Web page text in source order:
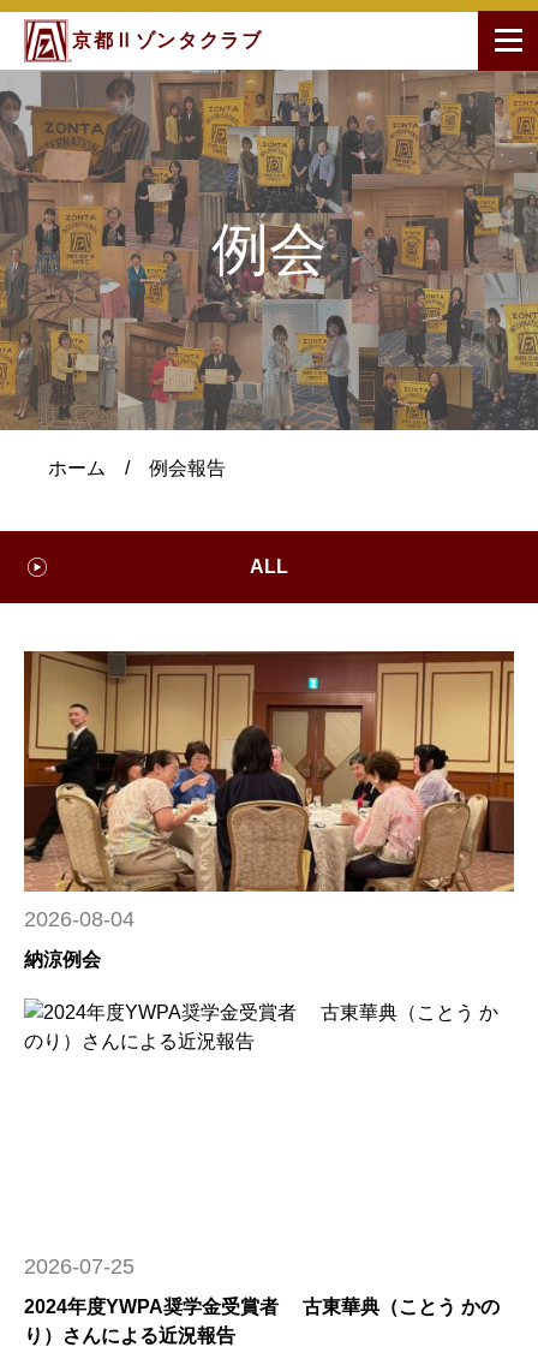
京都Ⅱゾンタクラブ
例会
ホーム / 例会報告
ALL
2026-08-04
納涼例会
2026-07-25
2024年度YWPA奨学金受賞者 古東華典（ことう かの
り）さんによる近況報告